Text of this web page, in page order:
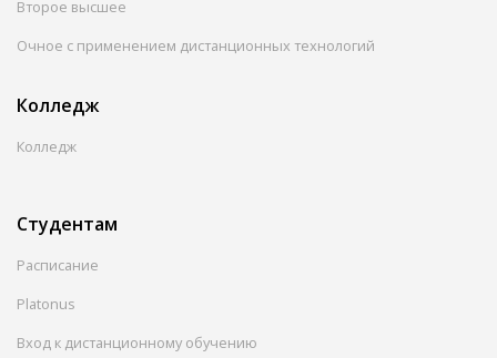
Второе высшее
Очное с применением дистанционных технологий
Колледж
Колледж
Студентам
Расписание
Platonus
Вход к дистанционному обучению